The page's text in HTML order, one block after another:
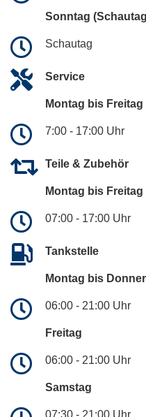
Sonntag
Schautag
Service
Montag bis Freitag
7:00 - 17:00 Uhr
Teile & Zubehör
Montag bis Freitag
07:00 - 17:00 Uhr
Tankstelle
Montag bis
06:00 - 21:00 Uhr
Freitag
06:00 - 21:00 Uhr
Samstag
07:30 - 21:00 Uhr